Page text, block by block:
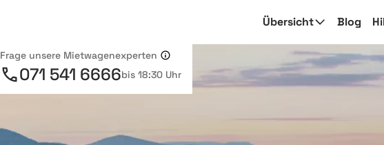
Übersicht Blog
Frage unsere Mietwagenexperten
071 541 6666bis 18:30 Uhr